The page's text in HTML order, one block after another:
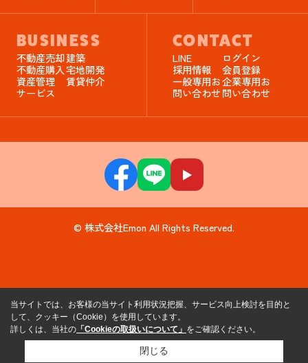
BUSINESS
不動産売却建築
不動産購入宅地開発
資産管理
サービス
賃貸仲介
CONTACT
LINE
ログイン
採用情報
会員登録
一般専用お
問い合わせ
企業専用お
問い合わせ
© 株式会社Emon All Rights Reserved.
当サイトでは、お客様の当サイト利用状況把握、サービス向上検討を目的と
して、クッキー（Cookie）を使用しています。
詳しくは、当社の 「Cookieの取扱いについて」 をご確認ください。
閉じる